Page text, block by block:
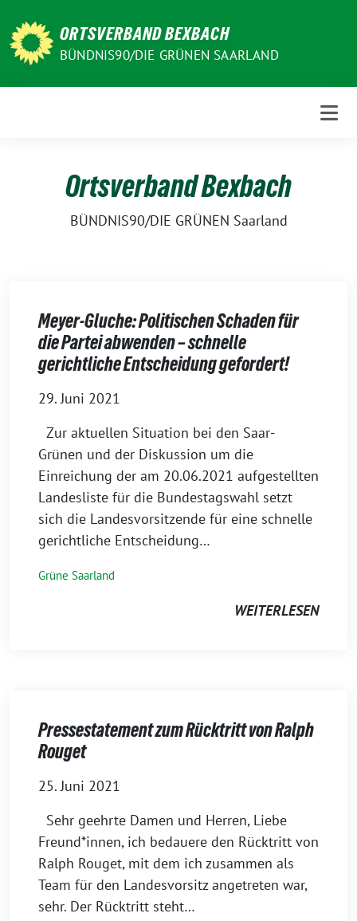
zum
Inhalt
ORTSVERBAND BEXBACH
BÜNDNIS90/DIE GRÜNEN SAARLAND
Ortsverband Bexbach
BÜNDNIS90/DIE GRÜNEN Saarland
Meyer-Gluche: Politischen Schaden für
die Partei abwenden – schnelle
gerichtliche Entscheidung gefordert!
29. Juni 2021
Zur aktuellen Situation bei den Saar-
Grünen und der Diskussion um die
Einreichung der am 20.06.2021 aufgestellten
Landesliste für die Bundestagswahl setzt
sich die Landesvorsitzende für eine schnelle
gerichtliche Entscheidung…
Grüne Saarland
WEITERLESEN
Pressestatement zum Rücktritt von Ralph
Rouget
25. Juni 2021
Sehr geehrte Damen und Herren, Liebe
Freund*innen, ich bedauere den Rücktritt von
Ralph Rouget, mit dem ich zusammen als
Team für den Landesvorsitz angetreten war,
sehr. Der Rücktritt steht…